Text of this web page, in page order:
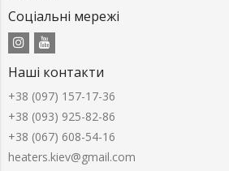
Соціальні мережі
Наші контакти
+38 (097) 157-17-36
+38 (093) 925-82-86
+38 (067) 608-54-16
heaters.kiev@gmail.com